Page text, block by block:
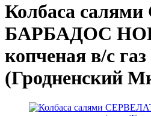
Колбаса
БАРБАДОС
копченая в/c газ
(Гродненский